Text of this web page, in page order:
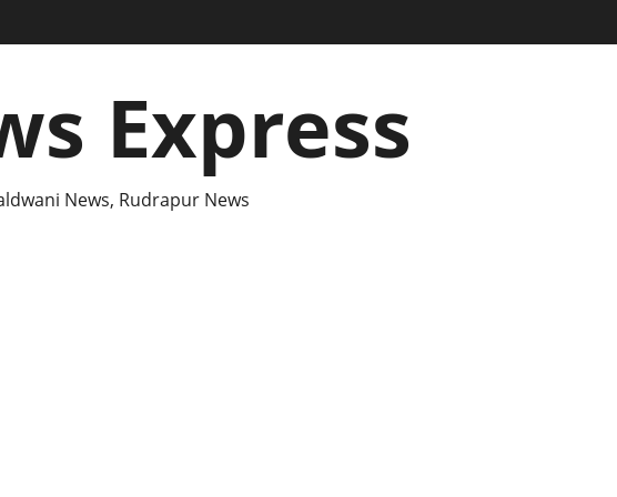
Express
News, Rudrapur News